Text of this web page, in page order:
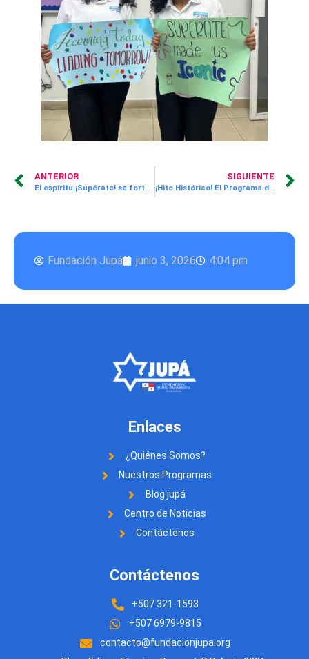
ANTERIOR
El espíritu ¡Supérate! se fortalece en el encuentro Intercentros Panamá 2026
SIGUIENTE
¡Hito Histórico! El Programa de Artes Culinarias celebra su primera sustentación de trabajo de graduación
Fundación Jupá junio 3, 2026 4:04 pm
Enlaces
¿Quiénes Somos?
Nuestros Programas
Blog jupá
Centro de Noticias
Contáctenos
Contáctenos
+507 321-1593
+507 6979-9815
contacto@fundacionjupa.org